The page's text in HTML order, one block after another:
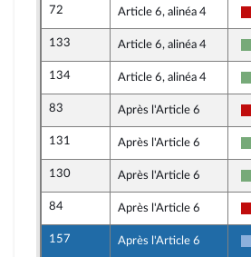
72 Article 6, alinéa 4
133 Article 6, alinéa 4
134 Article 6, alinéa 4
83 Après l'Article 6
131 Après l'Article 6
130 Après l'Article 6
84 Après l'Article 6
157 Après l'Article 6